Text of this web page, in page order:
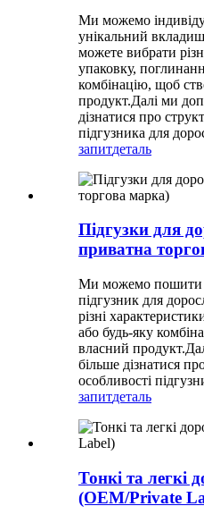
Ми можемо
унікальний
можете вибрати
упаковку,
комбінацію, щоб
продукт.Далі ми
дізнатися про
підгузника для
запитдеталь
Підгузки для
приватна
Ми можемо пошити
підгузник для
різні
або будь-яку
власний
більше дізнатися
особливості
запитдеталь
Тонкі та легкі
(OEM/Private